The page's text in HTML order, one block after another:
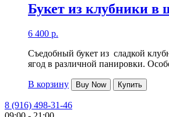
Букет из клубники в
6 400 р.
Съедобный букет из сладкой
ягод в различной панировки.
В корзину Buy Now Купить
8 (916) 498-31-46